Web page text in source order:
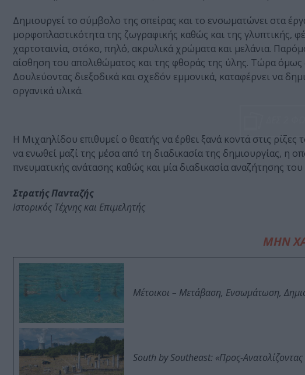
Δημιουργεί το σύμβολο της σπείρας και το ενσωματώνει στα
μορφοπλαστικότητα της ζωγραφικής καθώς και της γλυπτικής,
χαρτοταινία, στόκο, πηλό, ακρυλικά χρώματα και μελάνια.
αίσθηση του απολιθώματος και της φθοράς της ύλης. Τώρα
Δουλεύοντας διεξοδικά και σχεδόν εμμονικά, καταφέρνει να
οργανικά υλικά.
Η Μιχαηλίδου επιθυμεί ο θεατής να έρθει ξανά κοντά στις
να ενωθεί μαζί της μέσα από τη διαδικασία της δημιουργίας, η
πνευματικής ανάτασης καθώς και μία διαδικασία αναζήτησης
Στρατής Πανταζής
Ιστορικός Τέχνης και Επιμελητής
ΜΗΝ
Μέτοικοι – Μετάβαση, Ενσωμάτωση,
South by Southeast: «Προς-